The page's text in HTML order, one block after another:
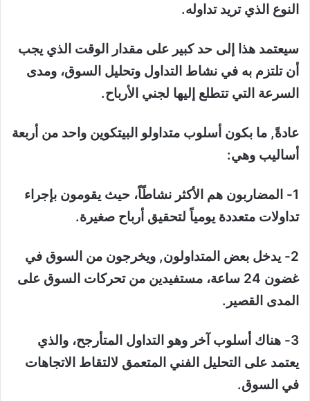
النوع الذي تريد تداوله.
سيعتمد هذا إلى حد كبير على مقدار الوقت الذي يجب
أن تلتزم به في نشاط التداول وتحليل السوق، ومدى
السرعة التي تتطلع إليها لجني الأرباح.
عادةً, ما بكون أسلوب متداولو البيتكوين واحد من أربعة
أساليب وهي:
1- المضاربون هم الأكثر نشاطًاً، حيث يقومون بإجراء
تداولات متعددة يومياً لتحقيق أرباح صغيرة.
2- يدخل بعض المتداولون, ويخرجون من السوق في
غضون 24 ساعة، مستفيدين من تحركات السوق على
المدى القصير.
3- هناك أسلوب آخر وهو التداول المتأرجح، والذي
يعتمد على التحليل الفني المتعمق لالتقاط الاتجاهات
في السوق.